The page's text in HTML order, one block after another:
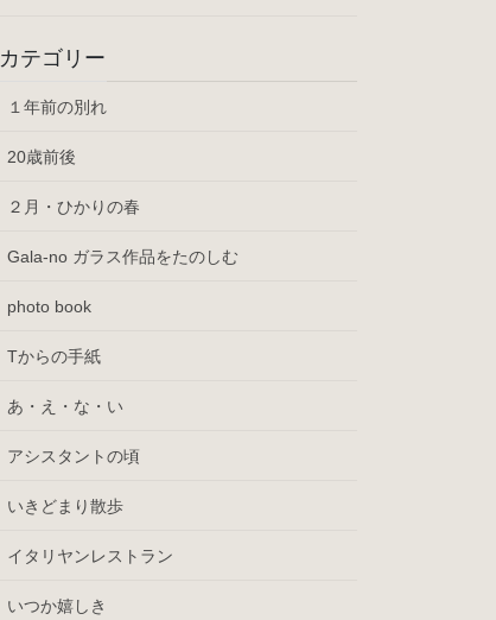
カテゴリー
１年前の別れ
20歳前後
２月・ひかりの春
Gala-no ガラス作品をたのしむ
photo book
Tからの手紙
あ・え・な・い
アシスタントの頃
いきどまり散歩
イタリヤンレストラン
いつか嬉しき